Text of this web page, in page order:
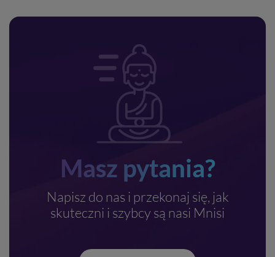
Masz pytania?
Napisz do nas i przekonaj się, jak
skuteczni i szybcy są nasi Mnisi